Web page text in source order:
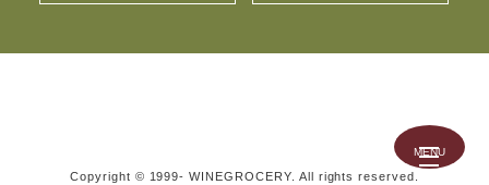
Copyright © 1999- WINEGROCERY. All rights reserved.